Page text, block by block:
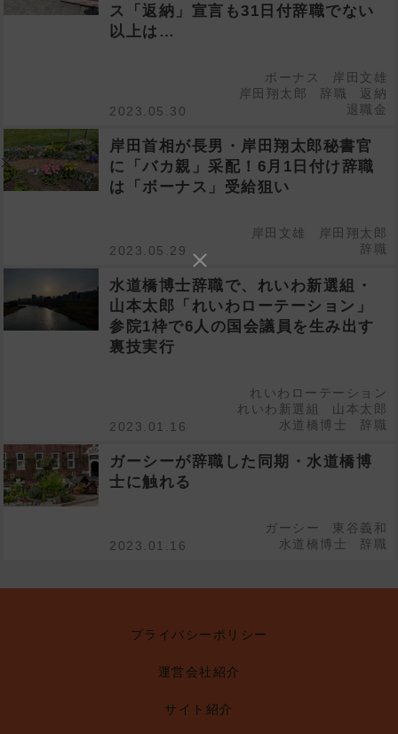
ス「返納」宣言も31日付辞職でない
以上は…
2023.05.30
ボーナス
岸田文雄
岸田翔太郎
辞職
返納
退職金
岸田首相が長男・岸田翔太郎秘書官
に「バカ親」采配！6月1日付け辞職
は「ボーナス」受給狙い
2023.05.29
岸田文雄
岸田翔太郎
辞職
水道橋博士辞職で、れいわ新選組・
山本太郎「れいわローテーション」
参院1枠で6人の国会議員を生み出す
裏技実行
2023.01.16
れいわローテーション
れいわ新選組
山本太郎
水道橋博士
辞職
ガーシーが辞職した同期・水道橋博
士に触れる
2023.01.16
ガーシー
東谷義和
水道橋博士
辞職
プライバシーポリシー
運営会社紹介
サイト紹介